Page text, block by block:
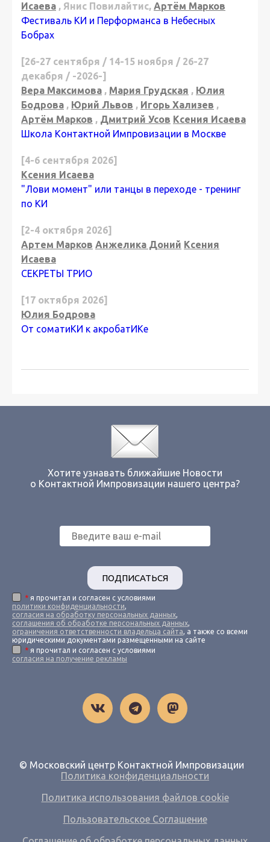
Исаева , Янис Повилайтис, Артём Марков
Фестиваль КИ и Перформанса в Небесных
Бобрах
[26-27 сентября / 14-15 ноября / 26-27
декабря / -2026-]
Вера Максимова , Мария Грудская , Юлия
Бодрова , Юрий Львов , Игорь Хализев ,
Артём Марков , Дмитрий Усов Ксения Исаева
Школа Контактной Импровизации в Москве
[4-6 сентября 2026]
Ксения Исаева
"Лови момент" или танцы в переходе - тренинг
по КИ
[2-4 октября 2026]
Артем Марков Анжелика Доний Ксения
Исаева
СЕКРЕТЫ ТРИО
[17 октября 2026]
Юлия Бодрова
От соматиКИ к акробатИКе
Хотите узнавать ближайшие Новости
о Контактной Импровизации нашего центра?
ПОДПИСАТЬСЯ
* я прочитал и согласен с условиями
политики конфиденциальности,
согласия на обработку персональных данных,
соглашения об обработке персональных данных,
ограничения ответственности владельца сайта, а также со всеми
юридическими документами размещенными на сайте
* я прочитал и согласен с условиями
согласия на получение рекламы
© Московский центр Контактной Импровизации
Политика конфиденциальности
Политика использования файлов cookie
Пользовательское Соглашение